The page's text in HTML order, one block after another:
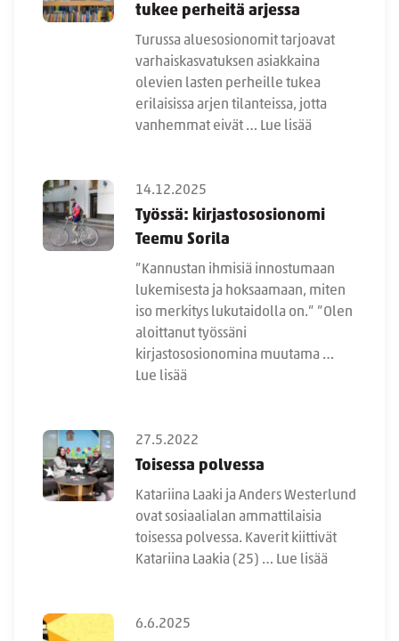
tukee perheitä arjessa
Turussa aluesosionomit tarjoavat
varhaiskasvatuksen asiakkaina
olevien lasten perheille tukea
erilaisissa arjen tilanteissa, jotta
vanhemmat eivät … Lue lisää
14.12.2025
Työssä: kirjastososionomi
Teemu Sorila
”Kannustan ihmisiä innostumaan
lukemisesta ja hoksaamaan, miten
iso merkitys lukutaidolla on.” ”Olen
aloittanut työssäni
kirjastososionomina muutama …
Lue lisää
27.5.2022
Toisessa polvessa
Katariina Laaki ja Anders Westerlund
ovat sosiaalialan ammattilaisia
toisessa polvessa. Kaverit kiittivät
Katariina Laakia (25) … Lue lisää
6.6.2025